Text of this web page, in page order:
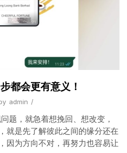
都会更有意义！
admin /
题，就急着想挽回、想改变，
就是先了解彼此之间的缘分还在
因为方向不对，再努力也容易让